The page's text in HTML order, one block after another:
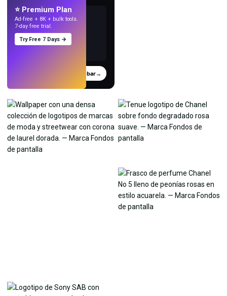
Probar→
⭐ Premium Plan
Ad-free + 8K + bulk tools.
7-day free trial.
Try Free 7 Days →